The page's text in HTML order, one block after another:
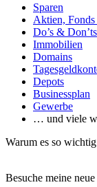
Sparen
Aktien, Fonds
Do’s &
Immobilien
Domains
Depots
Businessplan
Gewerbe
… und viele
Warum es so
Besuche meine